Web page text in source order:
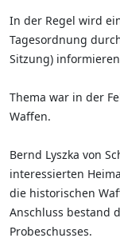
In der Regel wird
Tagesordnung
Sitzung)
Thema war in der
Waffen.
Bernd Lyszka von
interessierten
die historischen
Anschluss bestand
Probeschusses.